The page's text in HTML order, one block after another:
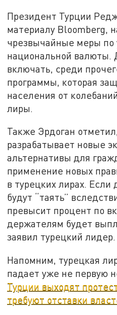
Президент Турции
материалу Bloomberg,
чрезвычайные меры по
национальной валюты.
включать, среди
программы, которая
населения от
лиры.
Также Эрдоган
разрабатывает новые
альтернативы для
применение новых
в турецких лирах.
будут “таять”
превысит процент по
держателям будет
заявил турецкий лидер.
Напомним, турецкая
падает уже не первую
Турции выходят
требуют отставки